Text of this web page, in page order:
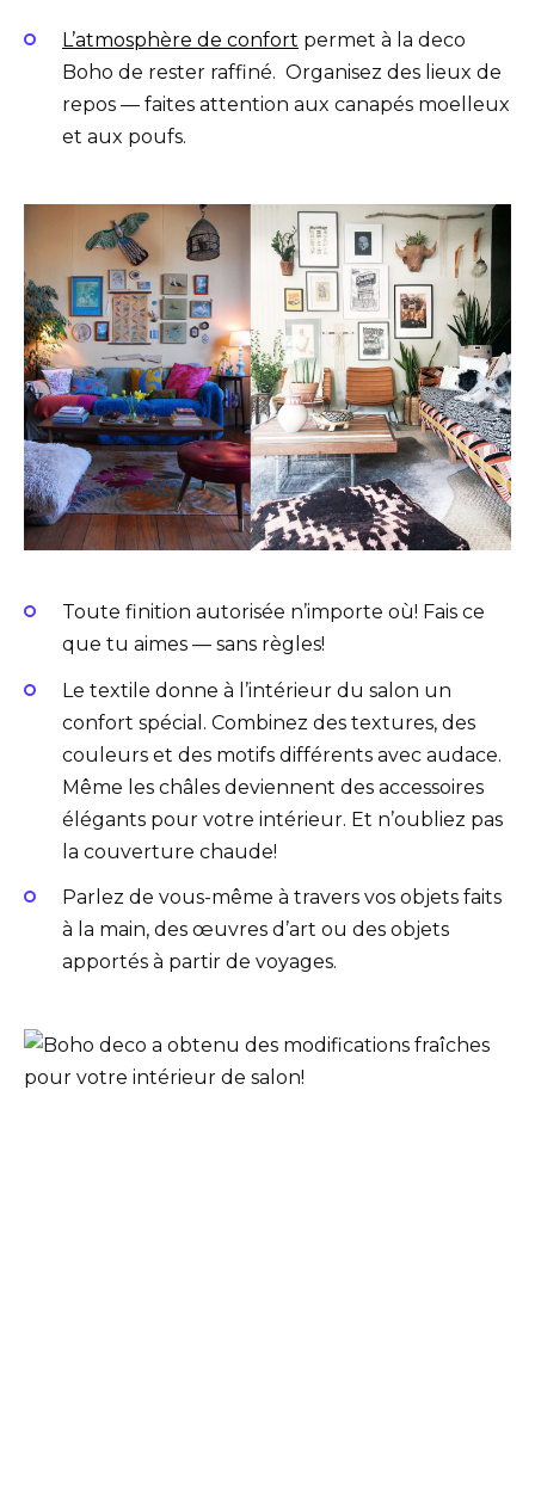
L’atmosphère de confort permet à la deco
Boho de rester raffiné. Organisez des lieux de
repos — faites attention aux canapés moelleux
et aux poufs.
Toute finition autorisée n’importe où! Fais ce
que tu aimes — sans règles!
Le textile donne à l’intérieur du salon un
confort spécial. Combinez des textures, des
couleurs et des motifs différents avec audace.
Même les châles deviennent des accessoires
élégants pour votre intérieur. Et n’oubliez pas
la couverture chaude!
Parlez de vous-même à travers vos objets faits
à la main, des œuvres d’art ou des objets
apportés à partir de voyages.